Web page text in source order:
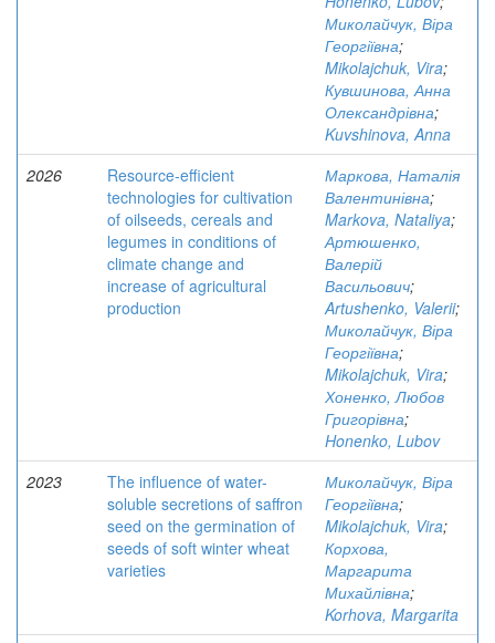
Миколайчук, Віра
Георгіївна;
Mikolajchuk, Vira;
Кувшинова, Анна
Олександрівна;
Kuvshinova, Anna
2026
Resource-efficient
technologies for cultivation
of oilseeds, cereals and
legumes in conditions of
climate change and
increase of agricultural
production
Маркова, Наталія
Валентинівна;
Markova, Nataliya;
Артюшенко,
Валерій
Васильович;
Artushenko, Valerii;
Миколайчук, Віра
Георгіївна;
Mikolajchuk, Vira;
Хоненко, Любов
Григорівна;
Honenko, Lubov
2023
The influence of water-
soluble secretions of saffron
seed on the germination of
seeds of soft winter wheat
varieties
Миколайчук, Віра
Георгіївна;
Mikolajchuk, Vira;
Корхова,
Маргарита
Михайлівна;
Korhova, Margarita